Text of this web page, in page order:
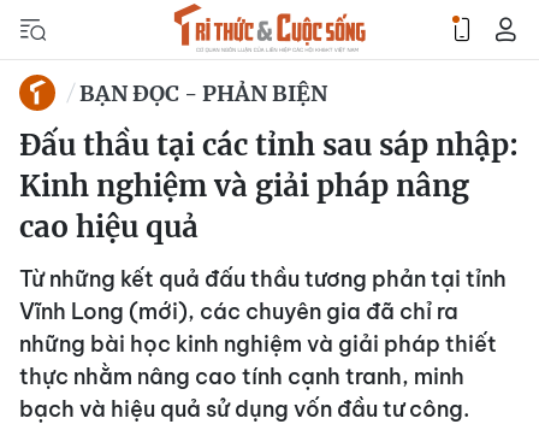
BẠN ĐỌC - PHẢN BIỆN
Đấu thầu tại các tỉnh sau sáp nhập:
Kinh nghiệm và giải pháp nâng
cao hiệu quả
Từ những kết quả đấu thầu tương phản tại tỉnh
Vĩnh Long (mới), các chuyên gia đã chỉ ra
những bài học kinh nghiệm và giải pháp thiết
thực nhằm nâng cao tính cạnh tranh, minh
bạch và hiệu quả sử dụng vốn đầu tư công.